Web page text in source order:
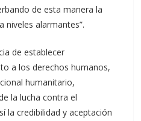
de esta manera la
niveles alarmantes”.
de establecer
a los derechos humanos,
humanitario,
la lucha contra el
la credibilidad y aceptación